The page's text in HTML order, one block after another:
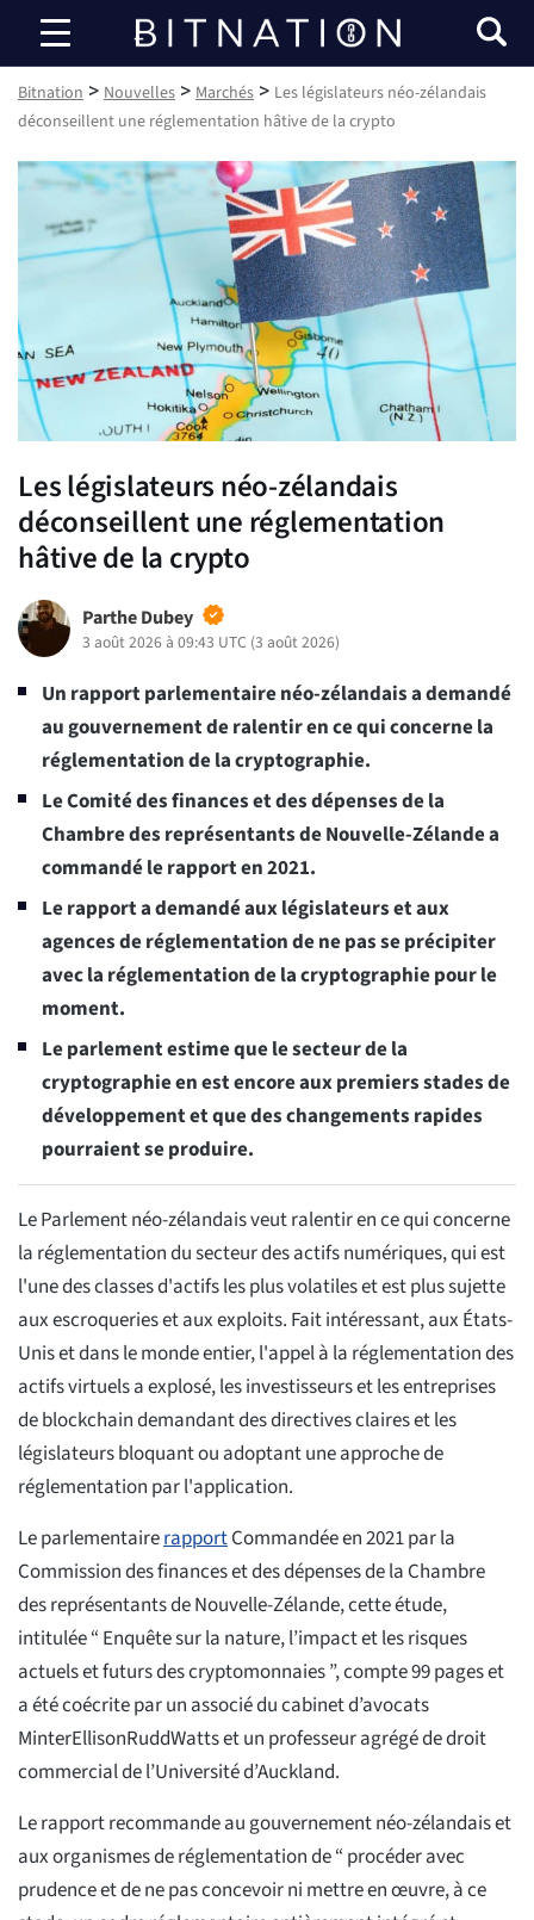
Bitnation
Bitnation > Nouvelles > Marchés > Les législateurs néo-zélandais
déconseillent une réglementation hâtive de la crypto
Les législateurs néo-zélandais
déconseillent une réglementation
hâtive de la crypto
Parthe Dubey
3 août 2026 à 09:43 UTC (3 août 2026)
Un rapport parlementaire néo-zélandais a demandé
au gouvernement de ralentir en ce qui concerne la
réglementation de la cryptographie.
Le Comité des finances et des dépenses de la
Chambre des représentants de Nouvelle-Zélande a
commandé le rapport en 2021.
Le rapport a demandé aux législateurs et aux
agences de réglementation de ne pas se précipiter
avec la réglementation de la cryptographie pour le
moment.
Le parlement estime que le secteur de la
cryptographie en est encore aux premiers stades de
développement et que des changements rapides
pourraient se produire.
Le Parlement néo-zélandais veut ralentir en ce qui concerne
la réglementation du secteur des actifs numériques, qui est
l'une des classes d'actifs les plus volatiles et est plus sujette
aux escroqueries et aux exploits. Fait intéressant, aux États-
Unis et dans le monde entier, l'appel à la réglementation des
actifs virtuels a explosé, les investisseurs et les entreprises
de blockchain demandant des directives claires et les
législateurs bloquant ou adoptant une approche de
réglementation par l'application.
Le parlementairerapportCommandée en 2021 par la
Commission des finances et des dépenses de la Chambre
des représentants de Nouvelle-Zélande, cette étude,
intitulée “ Enquête sur la nature, l’impact et les risques
actuels et futurs des cryptomonnaies ”, compte 99 pages et
a été coécrite par un associé du cabinet d’avocats
MinterEllisonRuddWatts et un professeur agrégé de droit
commercial de l’Université d’Auckland.
Le rapport recommande au gouvernement néo-zélandais et
aux organismes de réglementation de “ procéder avec
prudence et de ne pas concevoir ni mettre en œuvre, à ce